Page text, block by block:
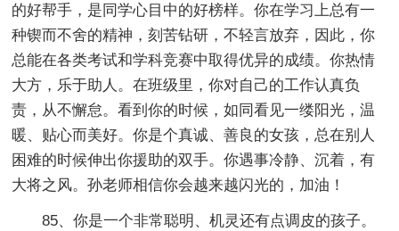
的好帮手，是同学心目中的好榜样。你在学习上总有一
种锲而不舍的精神，刻苦钻研，不轻言放弃，因此，你
总能在各类考试和学科竞赛中取得优异的成绩。你热情
大方，乐于助人。在班级里，你对自己的工作认真负
责，从不懈怠。看到你的时候，如同看见一缕阳光，温
暖、贴心而美好。你是个真诚、善良的女孩，总在别人
困难的时候伸出你援助的双手。你遇事冷静、沉着，有
大将之风。孙老师相信你会越来越闪光的，加油！
85、你是一个非常聪明、机灵还有点调皮的孩子。